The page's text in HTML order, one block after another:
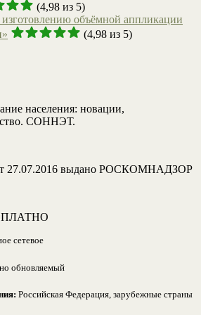
(4,98 из 5)
изготовлению объёмной аппликации
(4,98 из 5)
населения: новации,
СОННЭТ.
27.07.2016 выдано РОСКОМНАДЗОР
сетевое
обновляемый
Российская Федерация, зарубежные страны